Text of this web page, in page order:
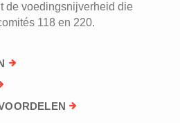
de voedingsnijverheid die
118 en 220.